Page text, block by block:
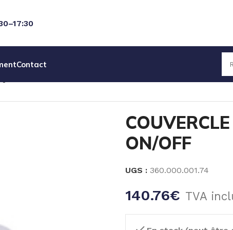
Contact
ON/OFF
UGS : 360.000.001.74
140.76€ TVA